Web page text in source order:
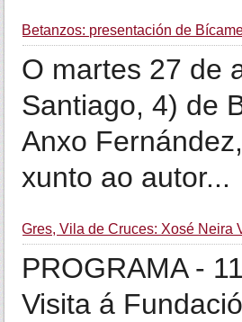
Betanzos: presentación de
O martes 27 de
Santiago, 4) de
Anxo
xunto ao autor...
Gres, Vila de Cruces: Xosé Neira
PROGRAMA -
Visita á